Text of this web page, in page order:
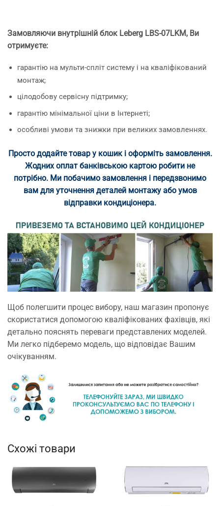
Замовляючи внутрішній блок Leberg LBS-07LKM, Ви
отримуєте:
гарантію на мульти-спліт систему і на кваліфікований
монтаж;
цілодобову сервісну підтримку;
гарантію мінімальної ціни в Інтернеті;
особливі умови та знижки при великих замовленнях.
Просто додайте товар у кошик і оформіть замовлення.
Жодних оплат банківською картою робити не
потрібно. Ми побачимо замовлення і передзвонимо
вам для уточнення деталей монтажу або умов
відправки кондиціонера.
Щоб полегшити процес вибору, наш магазин пропонує
скористатися допомогою кваліфікованих фахівців, які
детально пояснять переваги представлених моделей.
Ми легко підберемо модель, що відповідає Вашим
очікуванням.
Схожі товари